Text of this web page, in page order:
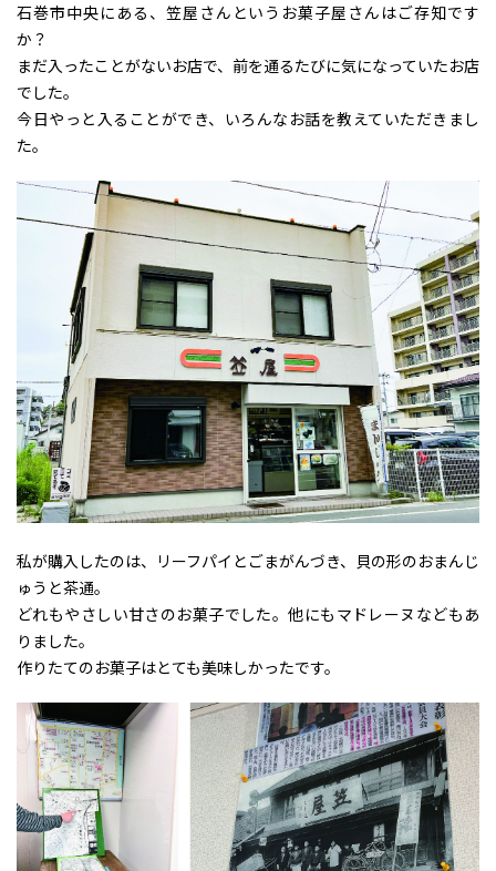
石巻市中央にある、笠屋さんというお菓子屋さんはご存知です
か？
まだ入ったことがないお店で、前を通るたびに気になっていたお店
でした。
今日やっと入ることができ、いろんなお話を教えていただきまし
た。
私が購入したのは、リーフパイとごまがんづき、貝の形のおまんじ
ゅうと茶通。
どれもやさしい甘さのお菓子でした。他にもマドレーヌなどもあ
りました。
作りたてのお菓子はとても美味しかったです。